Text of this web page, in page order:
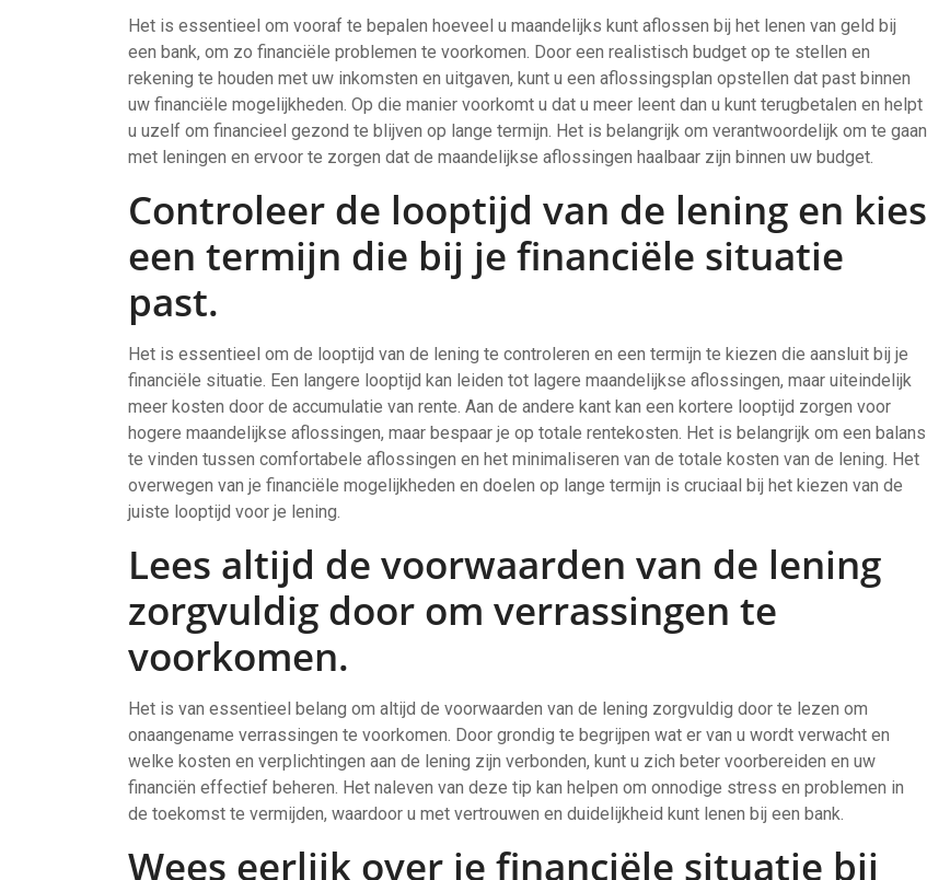
Het is essentieel om vooraf te bepalen hoeveel u maandelijks kunt aflossen bij het lenen van geld bij
een bank, om zo financiële problemen te voorkomen. Door een realistisch budget op te stellen en
rekening te houden met uw inkomsten en uitgaven, kunt u een aflossingsplan opstellen dat past binnen
uw financiële mogelijkheden. Op die manier voorkomt u dat u meer leent dan u kunt terugbetalen en helpt
u uzelf om financieel gezond te blijven op lange termijn. Het is belangrijk om verantwoordelijk om te gaan
met leningen en ervoor te zorgen dat de maandelijkse aflossingen haalbaar zijn binnen uw budget.
Controleer de looptijd van de lening en kies
een termijn die bij je financiële situatie
past.
Het is essentieel om de looptijd van de lening te controleren en een termijn te kiezen die aansluit bij je
financiële situatie. Een langere looptijd kan leiden tot lagere maandelijkse aflossingen, maar uiteindelijk
meer kosten door de accumulatie van rente. Aan de andere kant kan een kortere looptijd zorgen voor
hogere maandelijkse aflossingen, maar bespaar je op totale rentekosten. Het is belangrijk om een balans
te vinden tussen comfortabele aflossingen en het minimaliseren van de totale kosten van de lening. Het
overwegen van je financiële mogelijkheden en doelen op lange termijn is cruciaal bij het kiezen van de
juiste looptijd voor je lening.
Lees altijd de voorwaarden van de lening
zorgvuldig door om verrassingen te
voorkomen.
Het is van essentieel belang om altijd de voorwaarden van de lening zorgvuldig door te lezen om
onaangename verrassingen te voorkomen. Door grondig te begrijpen wat er van u wordt verwacht en
welke kosten en verplichtingen aan de lening zijn verbonden, kunt u zich beter voorbereiden en uw
financiën effectief beheren. Het naleven van deze tip kan helpen om onnodige stress en problemen in
de toekomst te vermijden, waardoor u met vertrouwen en duidelijkheid kunt lenen bij een bank.
Wees eerlijk over je financiële situatie bij